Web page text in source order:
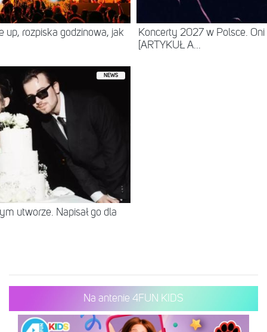
up, rozpiska godzinowa, jak
Koncerty 2027 w Polsce.
[ARTYKUŁ A...
NEWS
utworze. Napisał go dla
Na antenie 4FUN KIDS